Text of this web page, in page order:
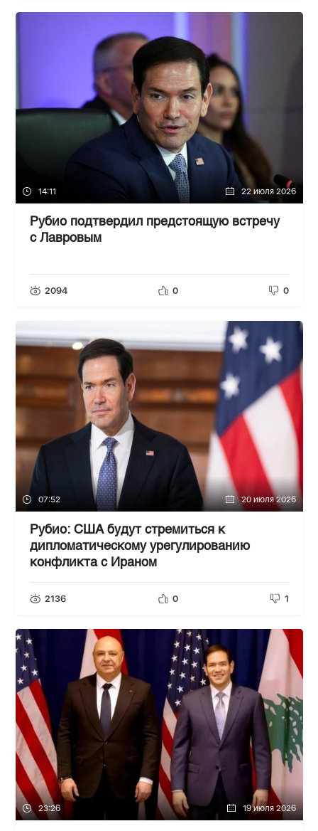
14:11 22 июля 2026
Рубио подтвердил предстоящую встречу
с Лавровым
2094 0 0
07:52 20 июля 2026
Рубио: США будут стремиться к
дипломатическому урегулированию
конфликта с Ираном
2136 0 1
23:26 19 июля 2026